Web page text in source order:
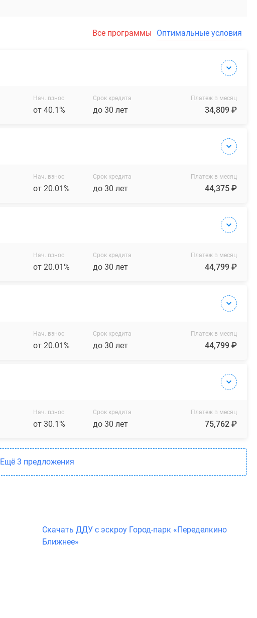
Все программы Оптимальные условия
Нач. взнос
от 40.1%
Срок кредита
до 30 лет
Платеж в месяц
34,809 ₽
Нач. взнос
от 20.01%
Срок кредита
до 30 лет
Платеж в месяц
44,375 ₽
Нач. взнос
от 20.01%
Срок кредита
до 30 лет
Платеж в месяц
44,799 ₽
Нач. взнос
от 20.01%
Срок кредита
до 30 лет
Платеж в месяц
44,799 ₽
Нач. взнос
от 30.1%
Срок кредита
до 30 лет
Платеж в месяц
75,762 ₽
Ещё 3 предложения
Скачать ДДУ с эскроу Город-парк «Переделкино
Ближнее»